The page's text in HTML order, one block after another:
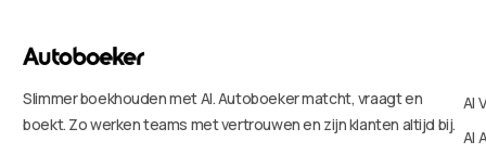
Slimmer boekhouden met AI. Autoboeker matcht, vraagt en
boekt. Zo werken teams met vertrouwen en zijn klanten altijd bij.
AI
AI